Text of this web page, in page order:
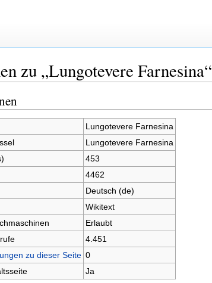
zu „Lungotevere Farnesina“
Lungotevere Farnesina
Lungotevere Farnesina
453
4462
Deutsch (de)
Wikitext
Erlaubt
4.451
zu dieser Seite 0
Ja